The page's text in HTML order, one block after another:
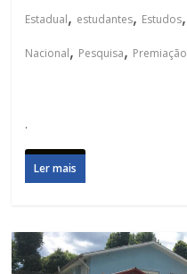
Estadual, estudantes, Estudos,
Nacional, Pesquisa, Premiação
.
Ler mais